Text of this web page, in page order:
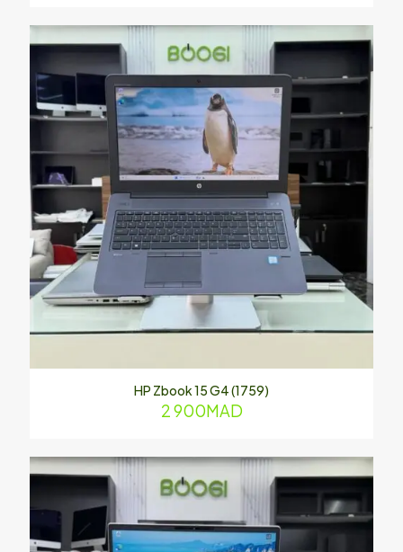
Enregistrer mon nom, mon e-mail et mon site dans le
navigateur pour mon prochain commentaire.
HP Zbook 15 G4 (1759)
2 900MAD